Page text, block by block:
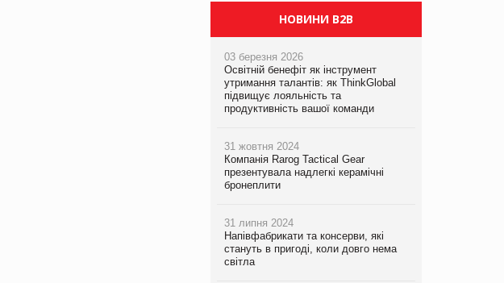
НОВИНИ B2B
03 березня 2026
Освітній бенефіт як інструмент
утримання талантів: як ThinkGlobal
підвищує лояльність та
продуктивність вашої команди
31 жовтня 2024
Компанія Rarog Tactical Gear
презентувала надлегкі керамічні
бронеплити
31 липня 2024
Напівфабрикати та консерви, які
стануть в пригоді, коли довго нема
світла